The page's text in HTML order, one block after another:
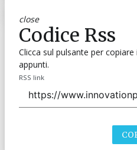
close
Codice Rss
Clicca sul pulsante per copiare
appunti.
RSS link